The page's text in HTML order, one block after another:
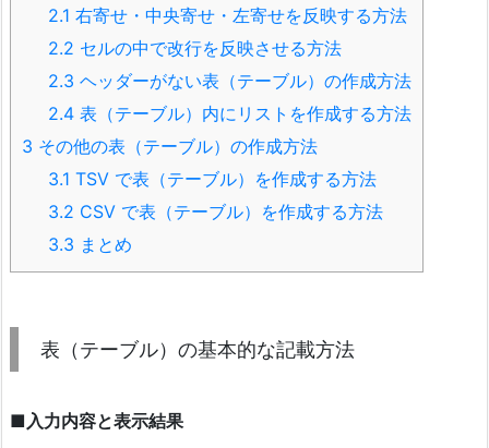
2.1 右寄せ・中央寄せ・左寄せを反映する方法
2.2 セルの中で改行を反映させる方法
2.3 ヘッダーがない表（テーブル）の作成方法
2.4 表（テーブル）内にリストを作成する方法
3 その他の表（テーブル）の作成方法
3.1 TSV で表（テーブル）を作成する方法
3.2 CSV で表（テーブル）を作成する方法
3.3 まとめ
表（テーブル）の基本的な記載方法
■入力内容と表示結果